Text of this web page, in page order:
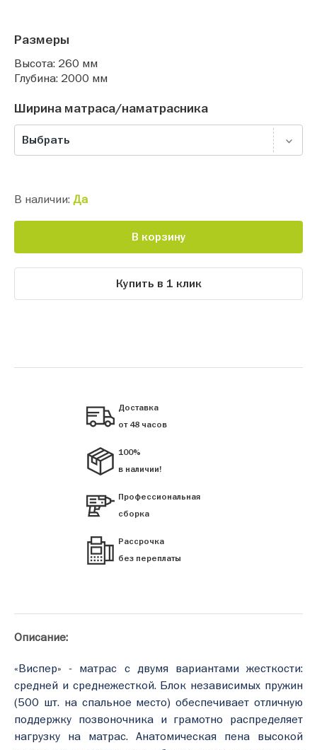
Размеры
Высота: 260 мм
Глубина: 2000 мм
Ширина матраса/наматрасника
Выбрать
В наличии: Да
В корзину
Купить в 1 клик
Доставка
от 48 часов
100%
в наличии!
Профессиональная
сборка
Рассрочка
без переплаты
Описание:
«Виспер» - матрас с двумя вариантами жесткости:
средней и среднежесткой. Блок независимых пружин
(500 шт. на спальное место) обеспечивает отличную
поддержку позвоночника и грамотно распределяет
нагрузку на матрас. Анатомическая пена высокой